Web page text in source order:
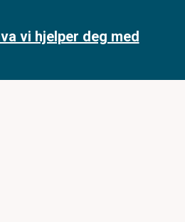
vi hjelper deg med